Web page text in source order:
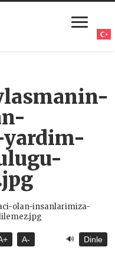
A- 🔊 Dinle